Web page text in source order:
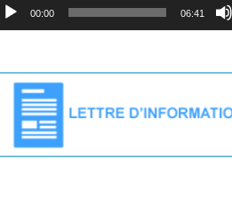
00:00 06:41